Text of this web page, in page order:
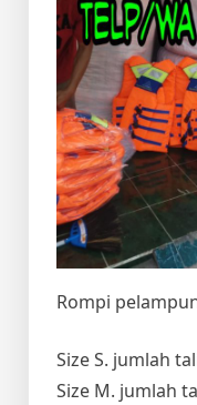
Rompi
Size S. jumlah
Size M. jumlah